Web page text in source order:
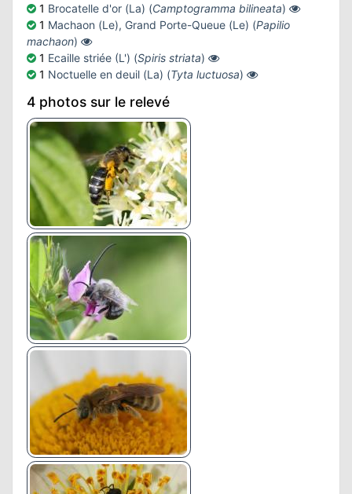
1 Brocatelle d'or (La) (Camptogramma bilineata)
1 Machaon (Le), Grand Porte-Queue (Le) (Papilio
machaon)
1 Ecaille striée (L') (Spiris striata)
1 Noctuelle en deuil (La) (Tyta luctuosa)
4 photos sur le relevé